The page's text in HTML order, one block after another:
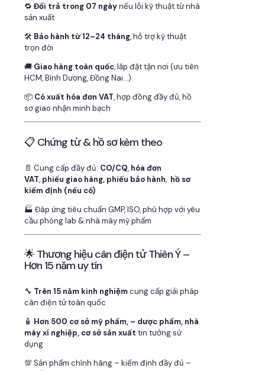
🔁 Đổi trả trong 07 ngàynếu lỗi kỹ thuật từ nhà
sản xuất
🛠 Bảo hành từ 12–24 tháng, hỗ trợ kỹ thuật
trọn đời
🚚 Giao hàng toàn quốc, lắp đặt tận nơi (ưu tiên
HCM, Bình Dương, Đồng Nai…)
📦 Có xuất hóa đơn VAT, hợp đồng đầy đủ, hồ
sơ giao nhận minh bạch
📋 Chứng từ & hồ sơ kèm theo
📄 Cung cấp đầy đủ: CO/CQ, hóa đơn
VAT, phiếu giao hàng, phiếu bảo hành, hồ sơ
kiểm định (nếu có)
🏭 Đáp ứng tiêu chuẩn GMP, ISO, phù hợp với yêu
cầu phòng lab & nhà máy mỹ phẩm
🌟 Thương hiệu cân điện tử Thiên Ý –
Hơn 15 năm uy tín
🔧 Trên 15 năm kinh nghiệmcung cấp giải pháp
cân điện tử toàn quốc
🧴 Hơn 500 cơ sở mỹ phẩm, – dược phẩm, nhà
máy xí nghiệp, cơ sở sản xuất tin tưởng sử
dụng
💯 Sản phẩm chính hãng – kiểm định đầy đủ –